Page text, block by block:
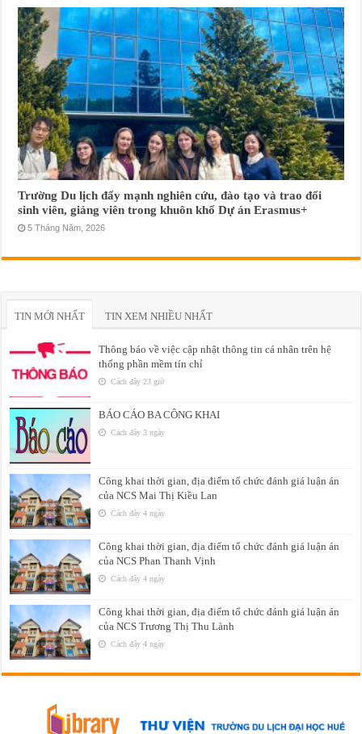
Trường Du lịch đẩy mạnh nghiên cứu, đào tạo và trao đổi
sinh viên, giảng viên trong khuôn khổ Dự án Erasmus+
5 Tháng Năm, 2026
TIN MỚI NHẤT TIN XEM NHIỀU NHẤT
Thông báo về việc cập nhật thông tin cá nhân trên hệ
thống phần mềm tín chỉ
Cách đây 23 giờ
BÁO CÁO BA CÔNG KHAI
Cách đây 3 ngày
Công khai thời gian, địa điểm tổ chức đánh giá luận án
của NCS Mai Thị Kiều Lan
Cách đây 4 ngày
Công khai thời gian, địa điểm tổ chức đánh giá luận án
của NCS Phan Thanh Vịnh
Cách đây 4 ngày
Công khai thời gian, địa điểm tổ chức đánh giá luận án
của NCS Trương Thị Thu Lành
Cách đây 4 ngày